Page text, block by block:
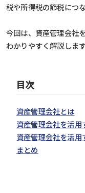
税や所得税の節税につ
今回は、資産管理会社
わかりやすく解説します
目次
資産管理会社とは
資産管理会社を活用
資産管理会社を活
まとめ